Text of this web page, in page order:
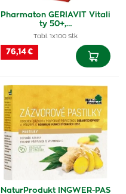
Pharmaton GERIAVIT Vitali
ty 50+,…
Tabl. 1x100 Stk
76,14 €
NaturProdukt INGWER-PAS